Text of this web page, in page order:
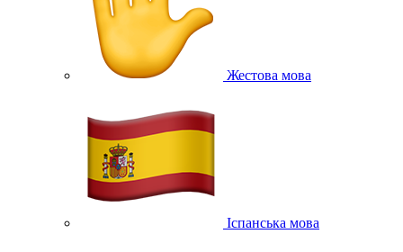
Жестова мова
Іспанська мова